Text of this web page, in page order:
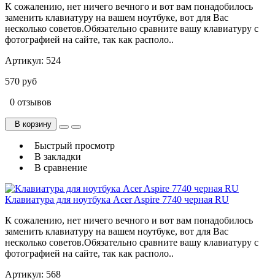
К сожалению, нет ничего вечного и вот вам понадобилось
заменить клавиатуру на вашем ноутбуке, вот для Вас
несколько советов.Обязательно сравните вашу клавиатуру с
фотографией на сайте, так как располо..
Артикул: 524
570 руб
0 отзывов
В корзину
Быстрый просмотр
В закладки
В сравнение
Клавиатура для ноутбука Acer Aspire 7740 черная RU
К сожалению, нет ничего вечного и вот вам понадобилось
заменить клавиатуру на вашем ноутбуке, вот для Вас
несколько советов.Обязательно сравните вашу клавиатуру с
фотографией на сайте, так как располо..
Артикул: 568